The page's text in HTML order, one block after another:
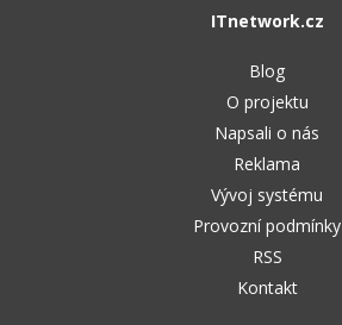
ITnetwork.cz
Blog
O projektu
Napsali o nás
Reklama
Vývoj systému
Provozní podmínky
RSS
Kontakt